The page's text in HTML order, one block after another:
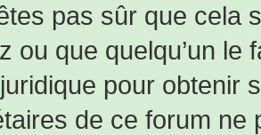
pas sûr que cela
ou que quelqu’un
pour obtenir
de ce forum